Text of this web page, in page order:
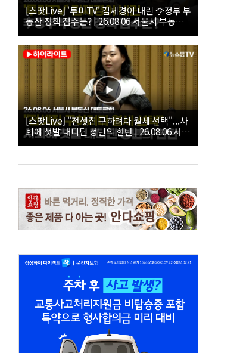
[스팟Live] '투미TV' 김제경이 내린 李정부 부
동산 정책 점수는? | 26.08.06 서울시 부동산
대토론회
[스팟Live] "전셋집 구하려다 월세 선택"...사
회에 첫발 내디딘 청년의 한탄 | 26.08.06 서울
시 부동산 대토론회